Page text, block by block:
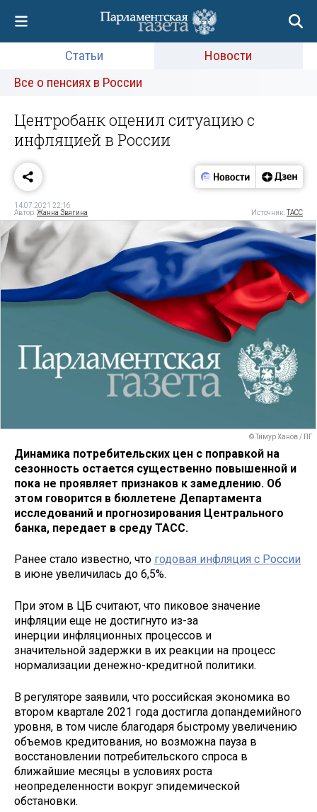
Статьи
Новости
Все о пенсиях в России
Центробанк оценил ситуацию с
инфляцией в России
14.07.2021 22:16
Автор:Жанна Звягина Источник:ТАСС
© Тимур Ханов / ПГ
Динамика потребительских цен с поправкой на
сезонность остается существенно повышенной и
пока не проявляет признаков к замедлению. Об
этом говорится в бюллетене Департамента
исследований и прогнозирования Центрального
банка, передает в среду ТАСС.
Ранее стало известно, что годовая инфляция с России
в июне увеличилась до 6,5%.
При этом в ЦБ считают, что пиковое значение
инфляции еще не достигнуто из-за
инерции инфляционных процессов и
значительной задержки в их реакции на процесс
нормализации денежно-кредитной политики.
В регуляторе заявили, что российская экономика во
втором квартале 2021 года достигла допандемийного
уровня, в том числе благодаря быстрому увеличению
объемов кредитования, но возможна пауза в
восстановлении потребительского спроса в
ближайшие месяцы в условиях роста
неопределенности вокруг эпидемической
обстановки.